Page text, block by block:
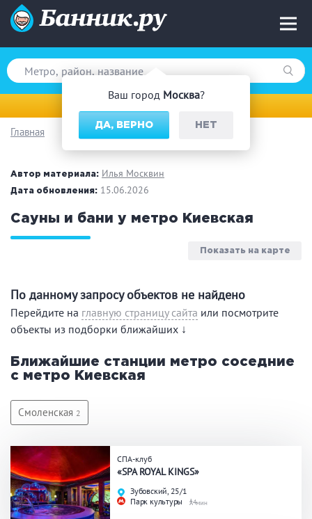
Ваш город Москва?
ДА, ВЕРНО НЕТ
Вид парной
Русская баня
Финская сауна
На дровах
Загородный отдых
Премиум бани
Праздник/Корпоратив
Вместимость
до 10 человек
Банные услуги
Главная
Автор материала: Илья Москвин
Дата обновления: 15.06.2026
Сауны и бани у метро Киевская
Показать на карте
По данному запросу объектов не найдено
Перейдите на главную страницу сайта или посмотрите
объекты из подборки ближайших ↓
Ближайшие станции метро соседние
с метро Киевская
Смоленская 2
СПА-клуб
«SPA ROYAL KINGS»
Зубовский, 25/1
Парк культуры
4